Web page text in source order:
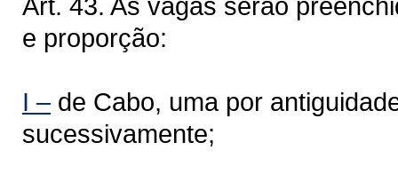
e proporção:
I –de Cabo, uma por
sucessivamente;